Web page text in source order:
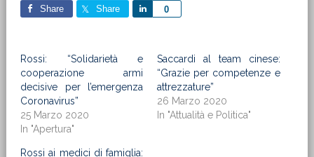
Share Share 0
Share
Rossi: “Solidarietà e
cooperazione armi
decisive per l’emergenza
Coronavirus”
25 Marzo 2020
In "Apertura"
Saccardi al team cinese:
“Grazie per competenze e
attrezzature”
26 Marzo 2020
In "Attualità e Politica"
Rossi ai medici di famiglia: